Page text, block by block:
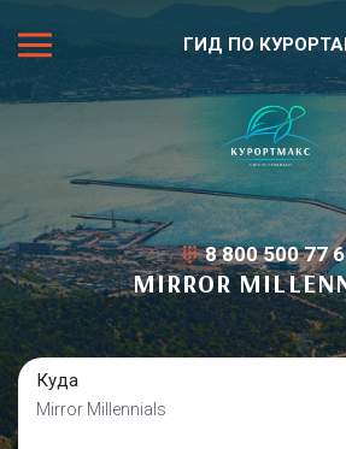
ГИД ПО
8 800 500 77
MIRROR
Куда
Mirror Millennials